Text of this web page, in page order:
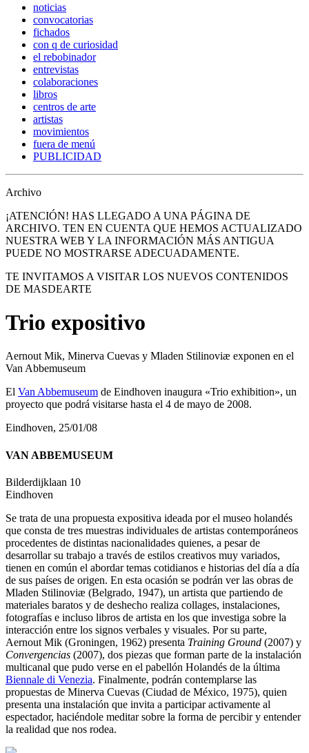
noticias
convocatorias
fichados
con q de curiosidad
el rebobinador
entrevistas
colaboraciones
libros
centros de arte
artistas
movimientos
fuera de menú
PUBLICIDAD
Archivo
¡ATENCIÓN! HAS LLEGADO A UNA PÁGINA DE
ARCHIVO. TEN EN CUENTA QUE HEMOS ACTUALIZADO
NUESTRA WEB Y LA INFORMACIÓN MÁS ANTIGUA
PUEDE NO MOSTRARSE ADECUADAMENTE.
TE INVITAMOS A VISITAR LOS NUEVOS CONTENIDOS
DE MASDEARTE
Trio expositivo
Aernout Mik, Minerva Cuevas y Mladen Stilinoviæ exponen en el
Van Abbemuseum
El Van Abbemuseum de Eindhoven inaugura «Trio exhibition», un
proyecto que podrá visitarse hasta el 4 de mayo de 2008.
Eindhoven, 25/01/08
VAN ABBEMUSEUM
Bilderdijklaan 10
Eindhoven
Se trata de una propuesta expositiva ideada por el museo holandés
que consta de tres muestras individuales de artistas contemporáneos
procedentes de distintas nacionalidades quienes, a pesar de
desarrollar su trabajo a través de estilos creativos muy variados,
tienen en común el abordar temas cotidianos e historias del día a día
de sus países de origen. En esta ocasión se podrán ver las obras de
Mladen Stilinoviæ (Belgrado, 1947), un artista que partiendo de
materiales baratos y de deshecho realiza collages, instalaciones,
fotografías e incluso libros de artista en los que investiga sobre la
interacción entre los signos verbales y visuales. Por su parte,
Aernout Mik (Groningen, 1962) presenta Training Ground (2007) y
Convergencias (2007), dos piezas que forman parte de la instalación
multicanal que pudo verse en el pabellón Holandés de la última
Biennale di Venezia. Finalmente, podrán contemplarse las
propuestas de Minerva Cuevas (Ciudad de México, 1975), quien
presenta una instalación que invita a participar activamente al
espectador, haciéndole meditar sobre la forma de percibir y entender
la realidad que nos rodea.